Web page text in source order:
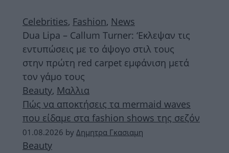
Celebrities, Fashion, News
Dua Lipa – Callum Turner: ‘Εκλεψαν τις
εντυπώσεις με το άψογο στιλ τους
στην πρώτη red carpet εμφάνιση μετά
τον γάμο τους
Beauty, Μαλλια
Πώς να αποκτήσεις τα mermaid waves
που είδαμε στα fashion shows της σεζόν
01.08.2026 by Δημητρα Γκασιαμη
Beauty